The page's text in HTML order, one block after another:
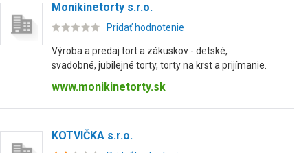
Monikinetorty s.r.o.
Pridať hodnotenie
Výroba a predaj tort a zákuskov - detské,
svadobné, jubilejné torty, torty na krst a prijímanie.
www.monikinetorty.sk
KOTVIČKA s.r.o.